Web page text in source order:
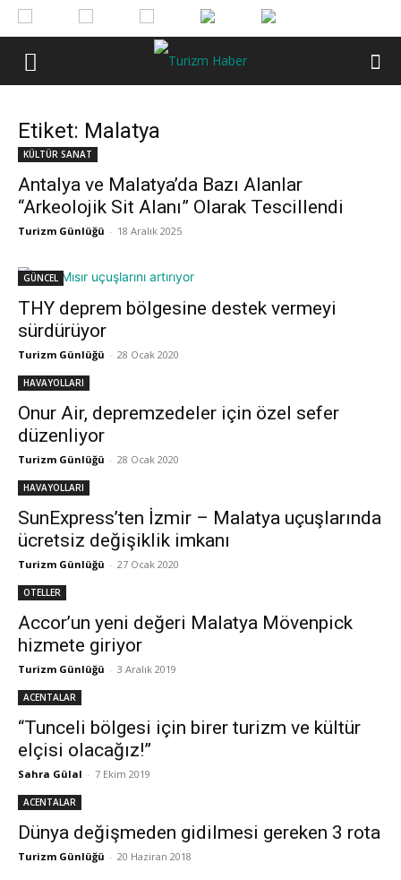
Etiket: Malatya
KÜLTÜR SANAT
Antalya ve Malatya’da Bazı Alanlar
“Arkeolojik Sit Alanı” Olarak Tescillendi
Turizm Günlüğü - 18 Aralık 2025
GÜNCEL
THY deprem bölgesine destek vermeyi
sürdürüyor
Turizm Günlüğü - 28 Ocak 2020
HAVAYOLLARI
Onur Air, depremzedeler için özel sefer
düzenliyor
Turizm Günlüğü - 28 Ocak 2020
HAVAYOLLARI
SunExpress’ten İzmir – Malatya uçuşlarında
ücretsiz değişiklik imkanı
Turizm Günlüğü - 27 Ocak 2020
OTELLER
Accor’un yeni değeri Malatya Mövenpick
hizmete giriyor
Turizm Günlüğü - 3 Aralık 2019
ACENTALAR
“Tunceli bölgesi için birer turizm ve kültür
elçisi olacağız!”
Sahra Gülal - 7 Ekim 2019
ACENTALAR
Dünya değişmeden gidilmesi gereken 3 rota
Turizm Günlüğü - 20 Haziran 2018